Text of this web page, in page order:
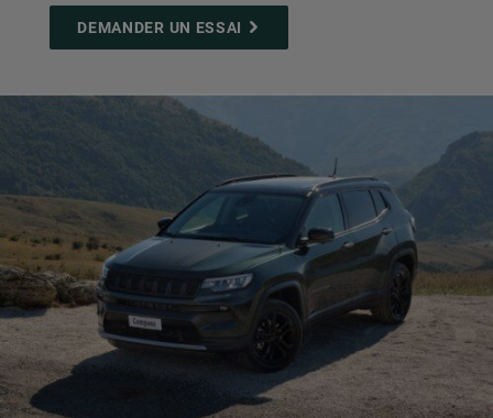
DEMANDER UN ESSAI